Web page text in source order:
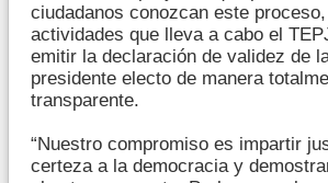
ciudadanos conozcan este
actividades que lleva a cabo el
emitir la declaración de validez de
presidente electo de manera
transparente.
“Nuestro compromiso es impartir
certeza a la democracia y